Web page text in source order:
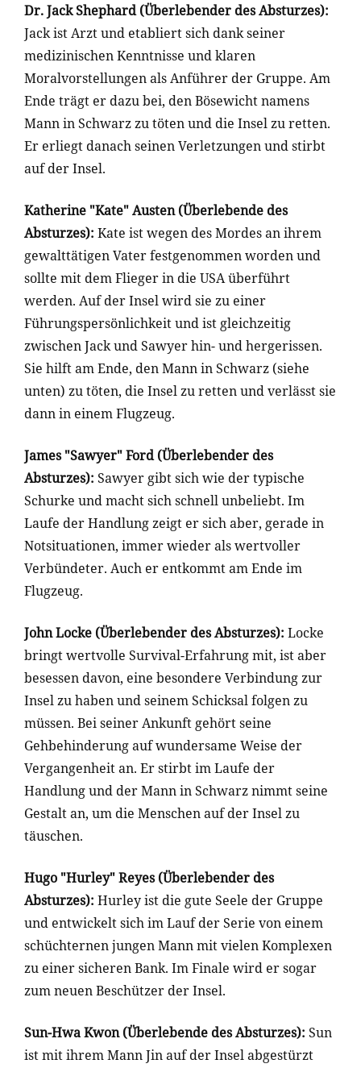
Dr. Jack Shephard(Überlebender des Absturzes):
Jack ist Arzt und etabliert sich dank seiner
medizinischen Kenntnisse und klaren
Moralvorstellungen als Anführer der Gruppe. Am
Ende trägt er dazu bei, den Bösewicht namens
Mann in Schwarz zu töten und die Insel zu retten.
Er erliegt danach seinen Verletzungen und stirbt
auf der Insel.
Katherine "Kate" Austen(Überlebende des
Absturzes): Kate ist wegen des Mordes an ihrem
gewalttätigen Vater festgenommen worden und
sollte mit dem Flieger in die USA überführt
werden. Auf der Insel wird sie zu einer
Führungspersönlichkeit und ist gleichzeitig
zwischen Jack und Sawyer hin- und hergerissen.
Sie hilft am Ende, den Mann in Schwarz (siehe
unten) zu töten, die Insel zu retten und verlässt sie
dann in einem Flugzeug.
James "Sawyer" Ford(Überlebender des
Absturzes): Sawyer gibt sich wie der typische
Schurke und macht sich schnell unbeliebt. Im
Laufe der Handlung zeigt er sich aber, gerade in
Notsituationen, immer wieder als wertvoller
Verbündeter. Auch er entkommt am Ende im
Flugzeug.
John Locke (Überlebender des Absturzes): Locke
bringt wertvolle Survival-Erfahrung mit, ist aber
besessen davon, eine besondere Verbindung zur
Insel zu haben und seinem Schicksal folgen zu
müssen. Bei seiner Ankunft gehört seine
Gehbehinderung auf wundersame Weise der
Vergangenheit an. Er stirbt im Laufe der
Handlung und der Mann in Schwarz nimmt seine
Gestalt an, um die Menschen auf der Insel zu
täuschen.
Hugo "Hurley" Reyes(Überlebender des
Absturzes): Hurley ist die gute Seele der Gruppe
und entwickelt sich im Lauf der Serie von einem
schüchternen jungen Mann mit vielen Komplexen
zu einer sicheren Bank. Im Finale wird er sogar
zum neuen Beschützer der Insel.
Sun-Hwa Kwon (Überlebende des Absturzes): Sun
ist mit ihrem Mann Jin auf der Insel abgestürzt